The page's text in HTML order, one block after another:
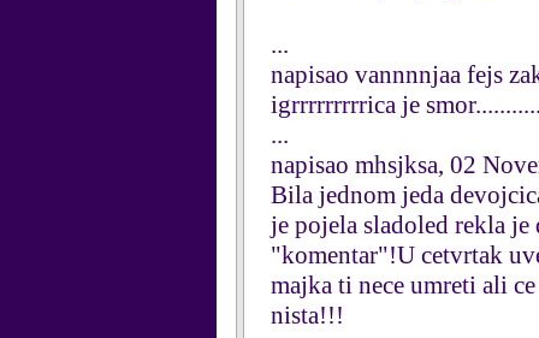
...
napisao vannnnjaa fejs
igrrrrrrrrrica je
...
napisao mhsjksa, 02
Bila jednom jeda
je pojela sladoled rekla je
"komentar"!U cetvrtak
majka ti nece umreti ali
nista!!!